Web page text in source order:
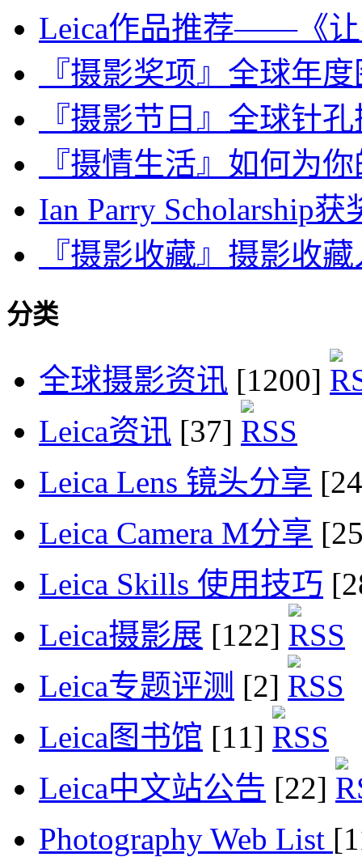
Leica作品推荐——《让
『摄影奖项』全球年
『摄影节日』全球针
『摄情生活』如何为
Ian Parry Scholarship获
『摄影收藏』摄影收
分类
全球摄影资讯 [1200]
Leica资讯 [37]
Leica Lens 镜头分享
Leica Camera M分享
Leica Skills 使用技巧
Leica摄影展 [122]
Leica专题评测 [2]
Leica图书馆 [11]
Leica中文站公告 [22]
Photography Web List